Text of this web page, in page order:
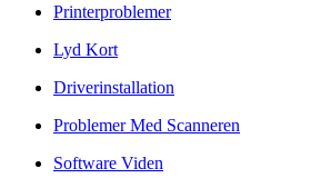
Printerproblemer
Lyd Kort
Driverinstallation
Problemer Med Scanneren
Software Viden